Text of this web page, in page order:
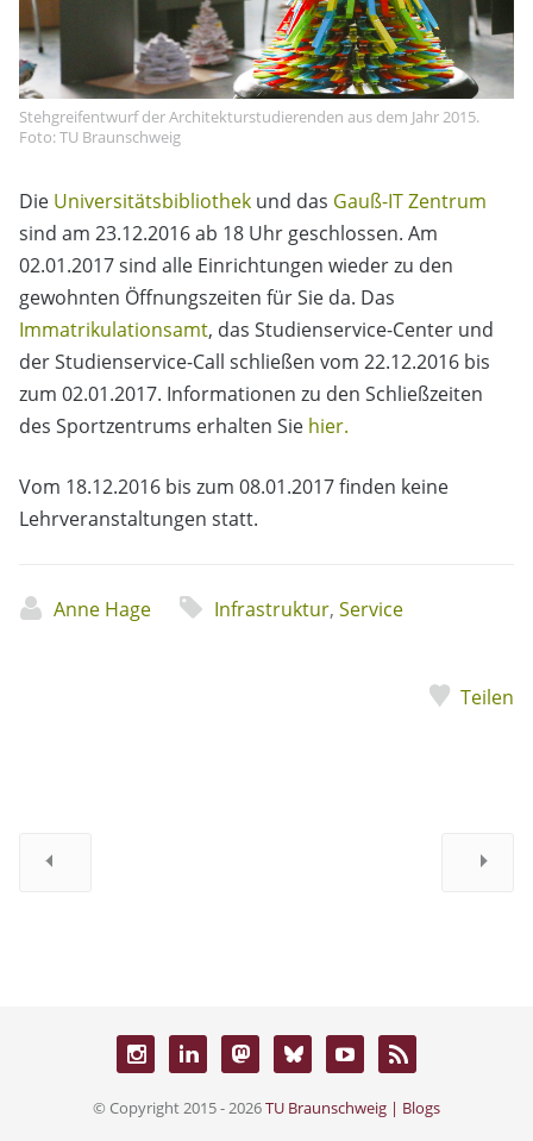
Stehgreifentwurf der Architekturstudierenden aus dem Jahr 2015.
Foto: TU Braunschweig
Die Universitätsbibliothek und das Gauß-IT Zentrum
sind am 23.12.2016 ab 18 Uhr geschlossen. Am
02.01.2017 sind alle Einrichtungen wieder zu den
gewohnten Öffnungszeiten für Sie da. Das
Immatrikulationsamt, das Studienservice-Center und
der Studienservice-Call schließen vom 22.12.2016 bis
zum 02.01.2017. Informationen zu den Schließzeiten
des Sportzentrums erhalten Sie hier.
Vom 18.12.2016 bis zum 08.01.2017 finden keine
Lehrveranstaltungen statt.
Anne Hage Infrastruktur, Service
Teilen
© Copyright 2015 - 2026TU Braunschweig | Blogs